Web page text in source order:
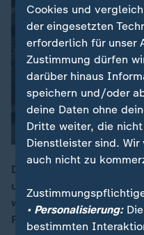
00:16
Die historische Altstadt
und zieht Besucher an.
wie in anderen
Fluch und Segen zugleich.
Cookies und
der eingesetzten
erforderlich für unser
Zustimmung dürfen
darüber hinaus
speichern und/oder
deine Daten ohne
Dritte weiter, die
Dienstleister sind.
auch nicht zu
• Personalisierung:Die
bestimmten